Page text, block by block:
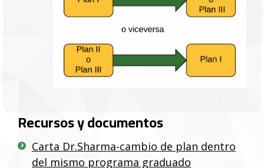
Recursos y documentos
Carta Dr.Sharma-cambio de plan dentro
del mismo programa graduado